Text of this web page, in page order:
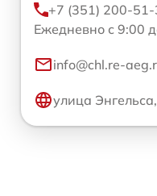
+7 (351) 200-
Ежедневно с 9:00
info@chl.re-
улица